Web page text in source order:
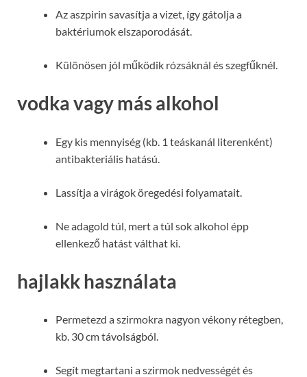
Az aszpirin savasítja a vizet, így gátolja a
baktériumok elszaporodását.
Különösen jól működik rózsáknál és szegfűknél.
vodka vagy más alkohol
Egy kis mennyiség (kb. 1 teáskanál literenként)
antibakteriális hatású.
Lassítja a virágok öregedési folyamatait.
Ne adagold túl, mert a túl sok alkohol épp
ellenkező hatást válthat ki.
hajlakk használata
Permetezd a szirmokra nagyon vékony rétegben,
kb. 30 cm távolságból.
Segít megtartani a szirmok nedvességét és